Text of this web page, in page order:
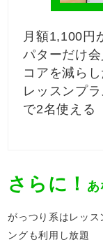
月額1,100円
パターだけ
コアを減ら
レッスンプ
で2名使える
さらに！
がっつり系はレッス
ングも利用し放題